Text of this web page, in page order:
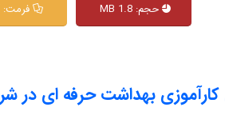
حجم: 1.8 MB فرمت: Pdf
بهداشت حرفه ای در